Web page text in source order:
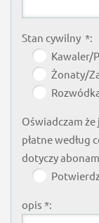
Stan cywilny *:
Kawaler/
Żonaty/
Oświadczam
płatne według
dotyczy
opis *: